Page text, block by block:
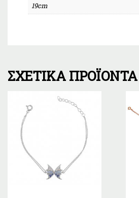
19cm
ΣΧΕΤΙΚΆ ΠΡΟΪΌΝΤΑ